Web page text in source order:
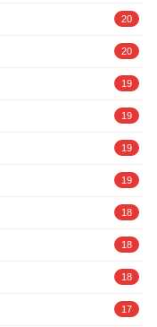
20
20
19
19
19
19
18
18
18
17